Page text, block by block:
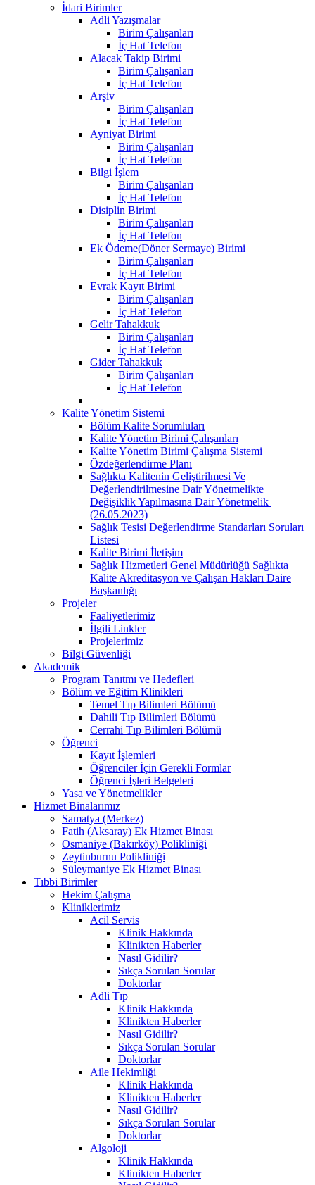
İdari Birimler
Adli Yazışmalar
Birim Çalışanları
İç Hat Telefon
Alacak Takip Birimi
Birim Çalışanları
İç Hat Telefon
Arşiv
Birim Çalışanları
İç Hat Telefon
Ayniyat Birimi
Birim Çalışanları
İç Hat Telefon
Bilgi İşlem
Birim Çalışanları
İç Hat Telefon
Disiplin Birimi
Birim Çalışanları
İç Hat Telefon
Ek Ödeme(Döner Sermaye) Birimi
Birim Çalışanları
İç Hat Telefon
Evrak Kayıt Birimi
Birim Çalışanları
İç Hat Telefon
Gelir Tahakkuk
Birim Çalışanları
İç Hat Telefon
Gider Tahakkuk
Birim Çalışanları
İç Hat Telefon
Kalite Yönetim Sistemi
Bölüm Kalite Sorumluları
Kalite Yönetim Birimi Çalışanları
Kalite Yönetim Birimi Çalışma Sistemi
Özdeğerlendirme Planı
Sağlıkta Kalitenin Geliştirilmesi Ve
Değerlendirilmesine Dair Yönetmelikte
Değişiklik Yapılmasına Dair Yönetmelik ​
(26.05.2023)
Sağlık Tesisi Değerlendirme Standarları Soruları
Listesi
Kalite Birimi İletişim
Sağlık Hizmetleri Genel Müdürlüğü Sağlıkta
Kalite Akreditasyon ve Çalışan Hakları Daire
Başkanlığı
Projeler
Faaliyetlerimiz
İlgili Linkler
Projelerimiz
Bilgi Güvenliği
Akademik
Program Tanıtmı ve Hedefleri
Bölüm ve Eğitim Klinikleri
Temel Tıp Bilimleri Bölümü
Dahili Tıp Bilimleri Bölümü
Cerrahi Tıp Bilimleri Bölümü
Öğrenci
Kayıt İşlemleri
Öğrenciler İçin Gerekli Formlar
Öğrenci İşleri Belgeleri
Yasa ve Yönetmelikler
Hizmet Binalarımız
Samatya (Merkez)
Fatih (Aksaray) Ek Hizmet Binası
Osmaniye (Bakırköy) Polikliniği
Zeytinburnu Polikliniği
Süleymaniye Ek Hizmet Binası
Tıbbi Birimler
Hekim Çalışma
Kliniklerimiz
Acil Servis
Klinik Hakkında
Klinikten Haberler
Nasıl Gidilir?
Sıkça Sorulan Sorular
Doktorlar
Adli Tıp
Klinik Hakkında
Klinikten Haberler
Nasıl Gidilir?
Sıkça Sorulan Sorular
Doktorlar
Aile Hekimliği
Klinik Hakkında
Klinikten Haberler
Nasıl Gidilir?
Sıkça Sorulan Sorular
Doktorlar
Algoloji
Klinik Hakkında
Klinikten Haberler